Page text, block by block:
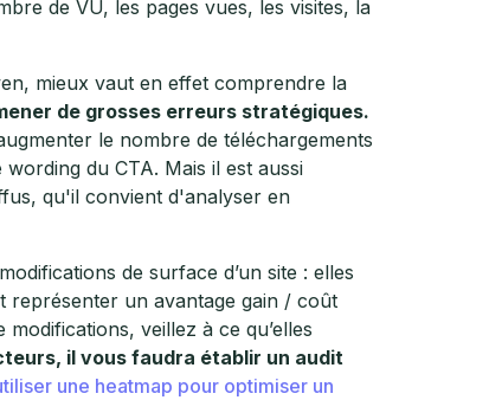
de VU, les pages vues, les visites, la
mieux vaut en effet comprendre la
de grosses erreurs stratégiques.
le nombre de téléchargements
du CTA. Mais il est aussi
qu'il convient d'analyser en
de surface d’un site : elles
représenter un avantage gain / coût
veillez à ce qu’elles
il vous faudra établir un audit
une heatmap pour optimiser un